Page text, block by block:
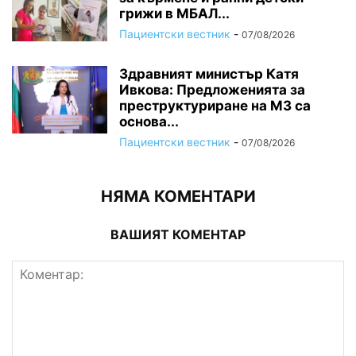
грижи в МБАЛ...
Пациентски вестник - 07/08/2026
Здравният министър Катя
Ивкова: Предложенията за
преструктуриране на МЗ са
основа...
Пациентски вестник - 07/08/2026
НЯМА КОМЕНТАРИ
ВАШИЯТ КОМЕНТАР